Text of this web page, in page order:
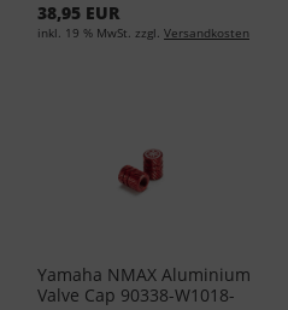
38,95 EUR
inkl. 19 % MwSt. zzgl. Versandkosten
Yamaha NMAX Aluminium
Valve Cap 90338-W1018-